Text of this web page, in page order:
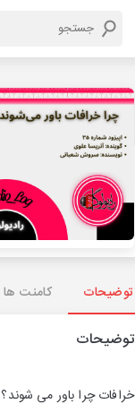
توضیحات کامنت ها
توضیحات
خرافات چرا باور می شوند؟